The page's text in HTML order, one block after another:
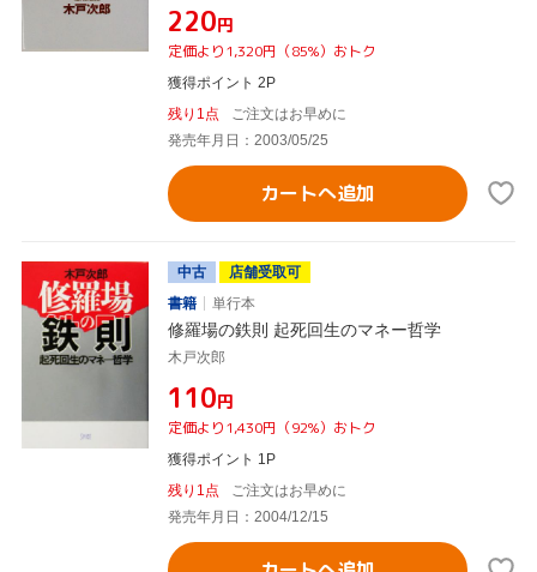
¥220円
定価より1,320円（85%）おトク
獲得ポイント 2P
残り1点
ご注文はお早めに
発売年月日：2003/05/25
カートへ追加
中古
店舗受取可
書籍
単行本
修羅場の鉄則 起死回生のマネー哲学
木戸次郎
¥110円
定価より1,430円（92%）おトク
獲得ポイント 1P
残り1点
ご注文はお早めに
発売年月日：2004/12/15